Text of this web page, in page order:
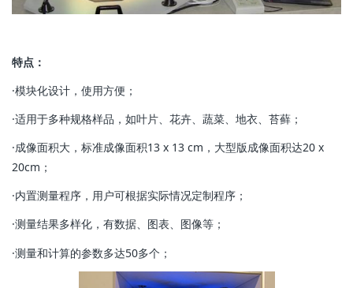
特点：
·模块化设计，使用方便；
·适用于多种规格样品，如叶片、花卉、蔬菜、地衣、苔藓；
·成像面积大，标准成像面积13 x 13 cm，大型版成像面积达20 x
20cm；
·内置测量程序，用户可根据实际情况定制程序；
·测量结果多样化，有数据、图表、图像等；
·测量和计算的参数多达50多个；